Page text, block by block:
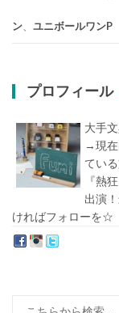
ン、 ユニボールワンP
プロフィール
大手
→現在
てい
『熱
出演
ければフォローを☆